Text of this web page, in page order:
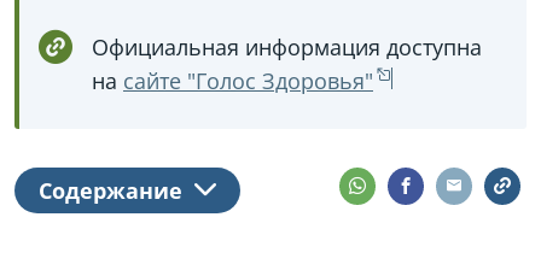
Официальная информация доступна
на сайте "Голос Здоровья"
Содержание